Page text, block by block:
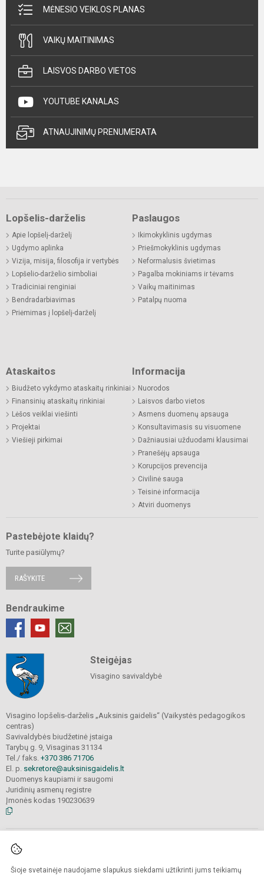
Šioje svetainėje naudojame slapukus siekdami užtikrinti jums teikiamų
MĖNESIO VEIKLOS PLANAS
VAIKŲ MAITINIMAS
LAISVOS DARBO VIETOS
YOUTUBE KANALAS
ATNAUJINIMŲ PRENUMERATA
Lopšelis-darželis
Apie lopšelį-darželį
Ugdymo aplinka
Vizija, misija, filosofija ir vertybės
Lopšelio-darželio simboliai
Tradiciniai renginiai
Bendradarbiavimas
Priėmimas į lopšelį-darželį
Paslaugos
Ikimokyklinis ugdymas
Priešmokyklinis ugdymas
Neformalusis švietimas
Pagalba mokiniams ir tėvams
Vaikų maitinimas
Patalpų nuoma
Ataskaitos
Biudžeto vykdymo ataskaitų rinkiniai
Finansinių ataskaitų rinkiniai
Lėšos veiklai viešinti
Projektai
Viešieji pirkimai
Informacija
Nuorodos
Laisvos darbo vietos
Asmens duomenų apsauga
Konsultavimasis su visuomene
Dažniausiai užduodami klausimai
Pranešėjų apsauga
Korupcijos prevencija
Civilinė sauga
Teisinė informacija
Atviri duomenys
Pastebėjote klaidų?
Turite pasiūlymų?
RAŠYKITE
Bendraukime
Steigėjas
Visagino savivaldybė
Visagino lopšelis-darželis „Auksinis gaidelis“ (Vaikystės pedagogikos
centras)
Savivaldybės biudžetinė įstaiga
Tarybų g. 9, Visaginas 31134
Tel./ faks. +370 386 71706
El. p. sekretore@auksinisgaidelis.lt
Duomenys kaupiami ir saugomi
Juridinių asmenų registre
Įmonės kodas 190230639
© 2025. Visagino lopšelis-darželis „Auksinis gaidelis“ (Vaikystės pedagogikos
sutikimo